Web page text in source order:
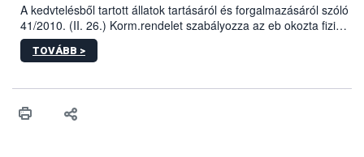
A kedvtelésből tartott állatok tartásáról és forgalmazásáról szóló
41/2010. (II. 26.) Korm.rendelet szabályozza az eb okozta fizikai
sérülés, illetve ennek veszélye keletkezésekor felmerülő
hatósági feladatokat, valamint a veszélyes eb tartását és annak
vonni az ebek viselkedésének megítélésében jártas szakértőt.
TOVÁBB >